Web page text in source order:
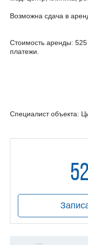
Возможна сдача в
Стоимость аренды:
платежи.
Специалист объекта: